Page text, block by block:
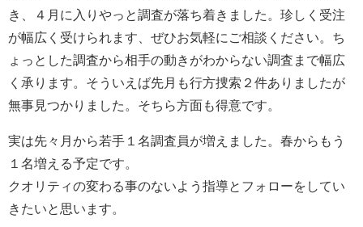
き、４月に入りやっと調査が落ち着きました。珍しく受注
が幅広く受けられます、ぜひお気軽にご相談ください。ち
ょっとした調査から相手の動きがわからない調査まで幅広
く承ります。そういえば先月も行方捜索２件ありましたが
無事見つかりました。そちら方面も得意です。
実は先々月から若手１名調査員が増えました。春からもう
１名増える予定です。
クオリティの変わる事のないよう指導とフォローをしてい
きたいと思います。